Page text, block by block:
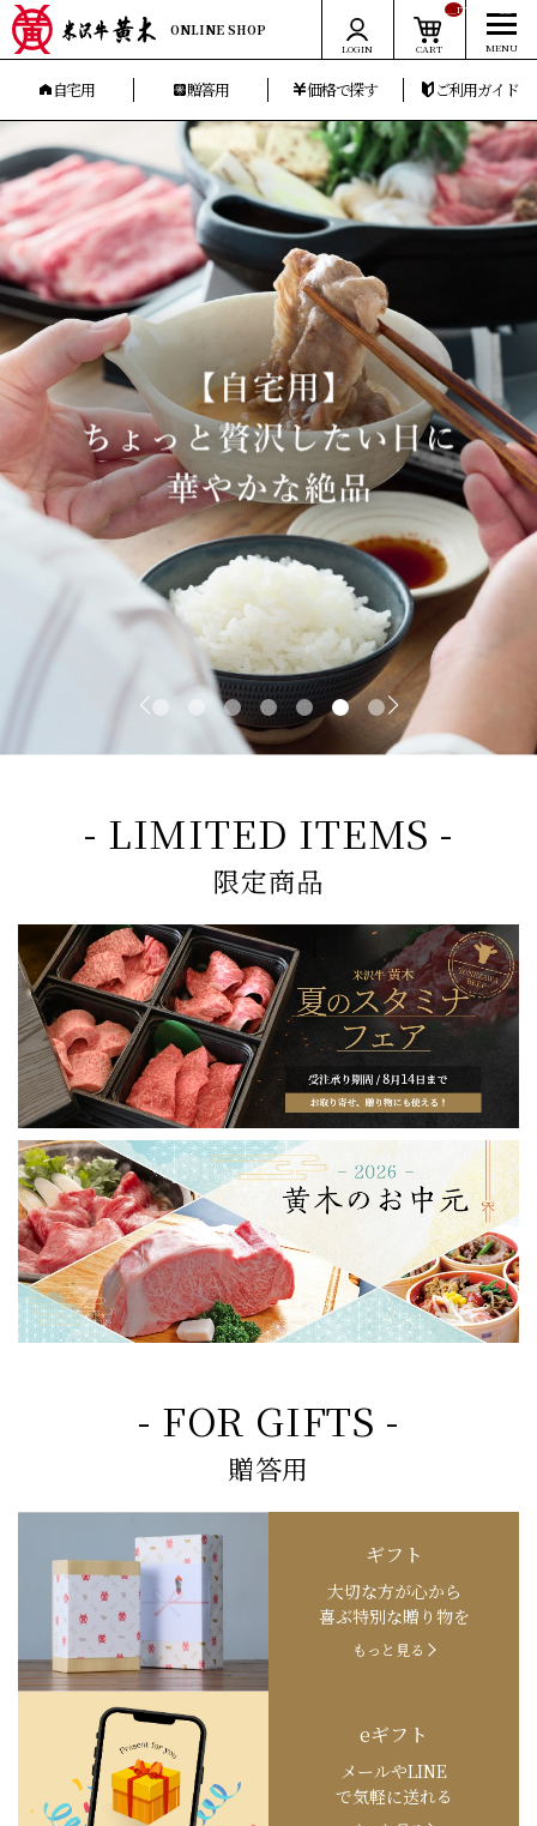
ONLINE SHOP
LOGIN CART
__ITM_CNT__
自宅用 贈答用 価格で探す ご利用ガイド
- LIMITED ITEMS -
限定商品
- FOR GIFTS -
贈答用
ギフト
大切な方が心から
喜ぶ特別な贈り物を
もっと見る
eギフト
メールやLINE
で気軽に送れる